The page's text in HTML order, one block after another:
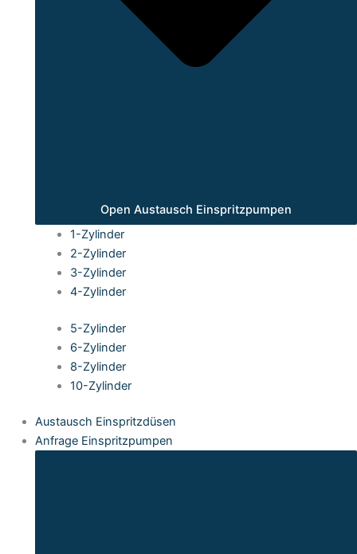
Open Austausch Einspritzpumpen
1-Zylinder
2-Zylinder
3-Zylinder
4-Zylinder
5-Zylinder
6-Zylinder
8-Zylinder
10-Zylinder
Austausch Einspritzdüsen
Anfrage Einspritzpumpen